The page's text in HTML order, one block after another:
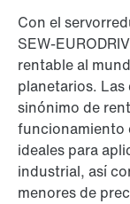
Con el
SEW-
rentable al
planetarios. Las
sinónimo de
funcionamiento
ideales para
industrial, así
menores de